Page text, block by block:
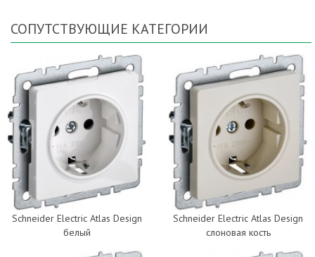
СОПУТСТВУЮЩИЕ КАТЕГОРИИ
Schneider Electric Atlas Design
белый
Schneider Electric Atlas Design
слоновая кость